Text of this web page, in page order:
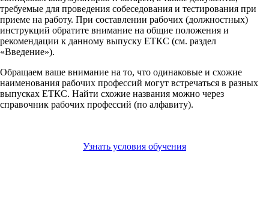
требуемые для проведения собеседования и тестирования при
приеме на работу. При составлении рабочих (должностных)
инструкций обратите внимание на общие положения и
рекомендации к данному выпуску ЕТКС (см. раздел
«Введение»).
Обращаем ваше внимание на то, что одинаковые и схожие
наименования рабочих профессий могут встречаться в разных
выпусках ЕТКС. Найти схожие названия можно через
справочник рабочих профессий (по алфавиту).
Узнать условия обучения